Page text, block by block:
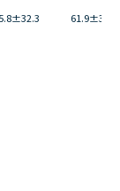
61.9±32.4